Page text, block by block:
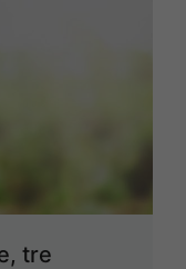
tre